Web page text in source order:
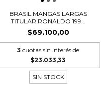
BRASIL MANGAS LARGAS
TITULAR RONALDO 199...
$69.100,00
3 cuotas sin interés de
$23.033,33
SIN STOCK